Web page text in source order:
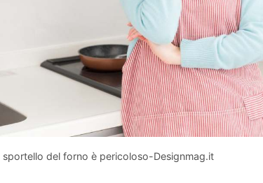
del forno è pericoloso-Designmag.it